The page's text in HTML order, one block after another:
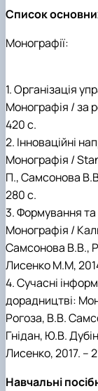
Список
Монографії:
1. Організація
Монографія / за
420 с.
2. Інноваційні
Монографія /
П., Самсонова
280 с.
3. Формування та
Монографія /
Самсонова В.В.,
Лисенко М.М,
4. Сучасні
дорадництві:
Рогоза, В.В.
Гнідан, Ю.В.
Лисенко, 2017. –
Навчальні